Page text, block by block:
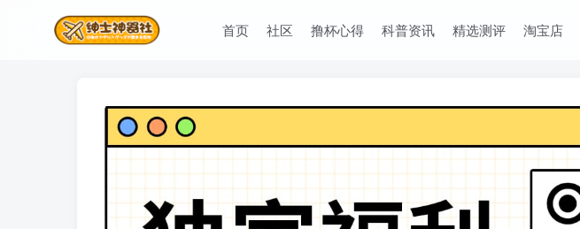
首页 社区 撸杯心得 科普资讯 精选测评 淘宝店